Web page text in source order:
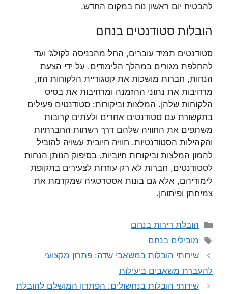
להבטיח יום ראשון נוח במקום החדש.
הובלות סטודנטים בנחם
סטודנטים תמיד עוברים, החל מהכניסה לקולג’ ועד
להחלפת מגורים במהלך הלימודים. על ידי הצעת
הנחות, חברות מושכות את קטגוריית הלקוחות הזו,
מרחיבות את נתוני ההזמנה ומרחיבות את בסיס
הלקוחות שלהן. המלצות וביקורות: סטודנטים פעילים
בתקשורת עם סטודנטים אחרים ולעתים קרובות
משתפים את החוויה שלהם דרך רשתות החברתיות
והקהילות הסטודנטיות. חוויה חיובית עשויה להוביל
להמון המלצות וביקורות חיוביות. בסיפוק הנותן הנחות
לסטודנטים, חברות לא רק עוזרות לצעירים בתקופת
לימודיהם, אלא גם בונות אסטרטגיה שמקדמת את
צמיחתן ופיתוחן.
קטגוריות
הובלת דירות בנחם
תגיות
מובילים בנחם
שירותי הובלות במשאבי שדה: פתרון מקצועי
להעברת משאבים ביעילות
שירותי הובלות בנחשולים: הפתרון המושלם להובלת